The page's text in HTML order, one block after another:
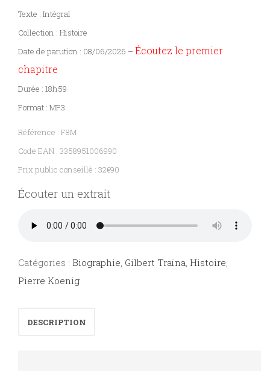
humaines
PARAÎTRE
CONTACT
Texte : Intégral
Collection : Histoire
Date de parution : 08/06/2026 – Écoutez le premier
chapitre
Durée : 18h59
Format : MP3
Référence : F8M
Code EAN : 3358951006990
Prix public conseillé : 32€90
Écouter un extrait
Catégories : Biographie, Gilbert Traïna, Histoire,
Pierre Koenig
DESCRIPTION